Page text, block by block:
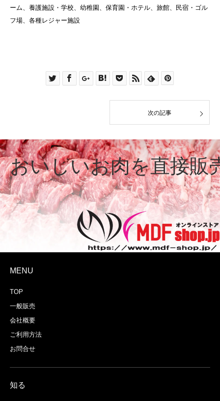
ーム、養護施設・学校、幼稚園、保育園・ホテル、旅館、民宿・ゴル
フ場、各種レジャー施設
次の記事
おいしいお肉を直接販
吟味した素材で作るオリジナルレシ
MENU
TOP
一般販売
会社概要
ご利用方法
お問合せ
知る